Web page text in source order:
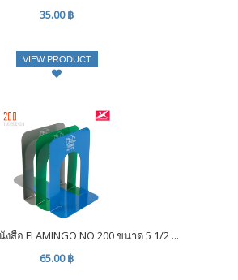
35.00 ฿
VIEW PRODUCT
สือ FLAMINGO NO.200 ขนาด 5 1/2 ...
65.00 ฿